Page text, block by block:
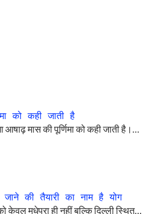
को कही जाती है
आषाढ़ मास की पूर्णिमा को कही जाती है।…
की तैयारी का नाम है योग
केवल मधेपुरा ही नहीं बल्कि दिल्ली स्थित…